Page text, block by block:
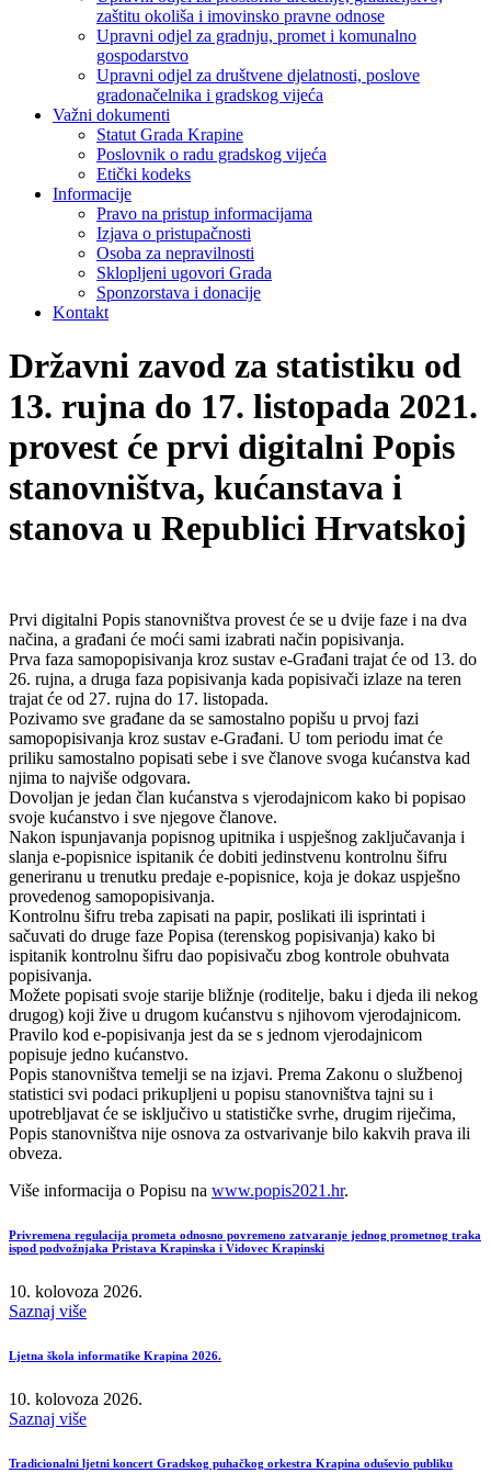
zaštitu okoliša i imovinsko pravne odnose
Upravni odjel za gradnju, promet i komunalno
gospodarstvo
Upravni odjel za društvene djelatnosti, poslove
gradonačelnika i gradskog vijeća
Važni dokumenti
Statut Grada Krapine
Poslovnik o radu gradskog vijeća
Etički kodeks
Informacije
Pravo na pristup informacijama
Izjava o pristupačnosti
Osoba za nepravilnosti
Sklopljeni ugovori Grada
Sponzorstava i donacije
Kontakt
Državni zavod za statistiku od
13. rujna do 17. listopada 2021.
provest će prvi digitalni Popis
stanovništva, kućanstava i
stanova u Republici Hrvatskoj
Prvi digitalni Popis stanovništva provest će se u dvije faze i na dva
načina, a građani će moći sami izabrati način popisivanja.
Prva faza samopopisivanja kroz sustav e-Građani trajat će od 13. do
26. rujna, a druga faza popisivanja kada popisivači izlaze na teren
trajat će od 27. rujna do 17. listopada.
Pozivamo sve građane da se samostalno popišu u prvoj fazi
samopopisivanja kroz sustav e-Građani. U tom periodu imat će
priliku samostalno popisati sebe i sve članove svoga kućanstva kad
njima to najviše odgovara.
Dovoljan je jedan član kućanstva s vjerodajnicom kako bi popisao
svoje kućanstvo i sve njegove članove.
Nakon ispunjavanja popisnog upitnika i uspješnog zaključavanja i
slanja e-popisnice ispitanik će dobiti jedinstvenu kontrolnu šifru
generiranu u trenutku predaje e-popisnice, koja je dokaz uspješno
provedenog samopopisivanja.
Kontrolnu šifru treba zapisati na papir, poslikati ili isprintati i
sačuvati do druge faze Popisa (terenskog popisivanja) kako bi
ispitanik kontrolnu šifru dao popisivaču zbog kontrole obuhvata
popisivanja.
Možete popisati svoje starije bližnje (roditelje, baku i djeda ili nekog
drugog) koji žive u drugom kućanstvu s njihovom vjerodajnicom.
Pravilo kod e-popisivanja jest da se s jednom vjerodajnicom
popisuje jedno kućanstvo.
Popis stanovništva temelji se na izjavi. Prema Zakonu o službenoj
statistici svi podaci prikupljeni u popisu stanovništva tajni su i
upotrebljavat će se isključivo u statističke svrhe, drugim riječima,
Popis stanovništva nije osnova za ostvarivanje bilo kakvih prava ili
obveza.
Više informacija o Popisu na www.popis2021.hr.
Privremena regulacija prometa odnosno povremeno zatvaranje jednog prometnog traka
ispod podvožnjaka Pristava Krapinska i Vidovec Krapinski
10. kolovoza 2026.
Saznaj više
Ljetna škola informatike Krapina 2026.
10. kolovoza 2026.
Saznaj više
Tradicionalni ljetni koncert Gradskog puhačkog orkestra Krapina oduševio publiku